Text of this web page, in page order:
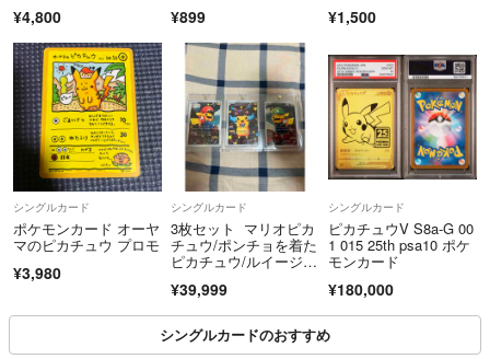
¥4,800 ¥899 ¥1,500
シングルカード
ポケモンカード オーヤ
マのピカチュウ プロモ
¥3,980
シングルカード
3枚セット マリオピカ
チュウ/ポンチョを着た
ピカチュウ/ルイージピ
¥39,999
シングルカード
ピカチュウV S8a-G 00
1 015 25th psa10 ポケ
モンカード
¥180,000
シングルカードのおすすめ